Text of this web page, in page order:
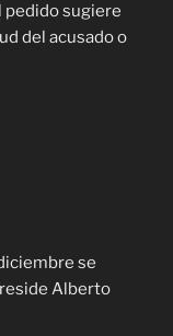
pedido sugiere
del acusado o
se
Alberto